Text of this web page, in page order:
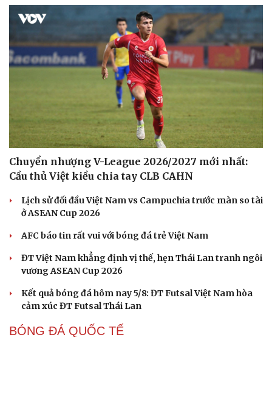
Chuyển nhượng V-League 2026/2027 mới nhất:
Cầu thủ Việt kiều chia tay CLB CAHN
Lịch sử đối đầu Việt Nam vs Campuchia trước màn so tài
ở ASEAN Cup 2026
AFC báo tin rất vui với bóng đá trẻ Việt Nam
ĐT Việt Nam khẳng định vị thế, hẹn Thái Lan tranh ngôi
vương ASEAN Cup 2026
Kết quả bóng đá hôm nay 5/8: ĐT Futsal Việt Nam hòa
cảm xúc ĐT Futsal Thái Lan
BÓNG ĐÁ QUỐC TẾ